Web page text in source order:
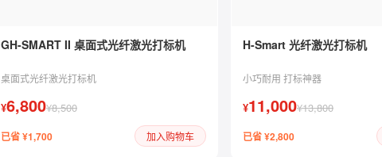
GH-SMART II 桌面式光纤激光打标机
桌面式光纤激光打标机
¥6,800¥8,500
已省 ¥1,700 加入购物车
H-Smart 光纤激光打标机
小巧耐用 打标神器
¥11,000¥13,800
已省 ¥2,800